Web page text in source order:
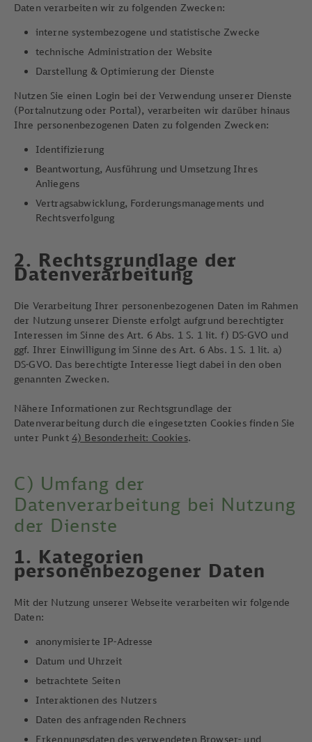
Daten verarbeiten wir zu folgenden Zwecken:
interne systembezogene und statistische Zwecke
technische Administration der Website
Darstellung & Optimierung der Dienste
Nutzen Sie einen Login bei der Verwendung unserer Dienste
(Portalnutzung oder Portal), verarbeiten wir darüber hinaus
Ihre personenbezogenen Daten zu folgenden Zwecken:
Identifizierung
Beantwortung, Ausführung und Umsetzung Ihres
Anliegens
Vertragsabwicklung, Forderungsmanagements und
Rechtsverfolgung
2. Rechtsgrundlage der
Datenverarbeitung
Die Verarbeitung Ihrer personenbezogenen Daten im Rahmen
der Nutzung unserer Dienste erfolgt aufgrund berechtigter
Interessen im Sinne des Art. 6 Abs. 1 S. 1 lit. f) DS-GVO und
ggf. Ihrer Einwilligung im Sinne des Art. 6 Abs. 1 S. 1 lit. a)
DS-GVO. Das berechtigte Interesse liegt dabei in den oben
genannten Zwecken.
Nähere Informationen zur Rechtsgrundlage der
Datenverarbeitung durch die eingesetzten Cookies finden Sie
unter Punkt 4) Besonderheit: Cookies.
C) Umfang der
Datenverarbeitung bei Nutzung
der Dienste
1. Kategorien
personenbezogener Daten
Mit der Nutzung unserer Webseite verarbeiten wir folgende
Daten:
anonymisierte IP-Adresse
Datum und Uhrzeit
betrachtete Seiten
Interaktionen des Nutzers
Daten des anfragenden Rechners
Erkennungsdaten des verwendeten Browser- und